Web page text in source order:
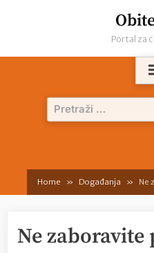
Portal za
Pretraži:
Home Događanja Ne
Ne